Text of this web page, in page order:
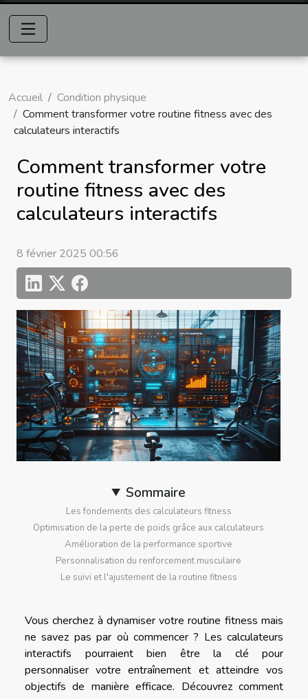
Accueil
Condition physique
Comment transformer votre routine fitness avec des
calculateurs interactifs
Comment transformer votre
routine fitness avec des
calculateurs interactifs
8 février 2025 00:56
Sommaire
Les fondements des calculateurs fitness
Optimisation de la perte de poids grâce aux calculateurs
Amélioration de la performance sportive
Personnalisation du renforcement musculaire
Le suivi et l'ajustement de la routine fitness
Vous cherchez à dynamiser votre routine fitness mais
ne savez pas par où commencer ? Les calculateurs
interactifs pourraient bien être la clé pour
personnaliser votre entraînement et atteindre vos
objectifs de manière efficace. Découvrez comment